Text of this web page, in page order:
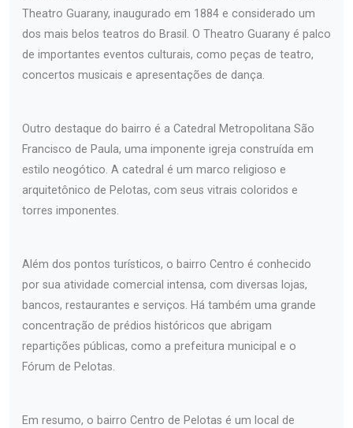
Theatro Guarany, inaugurado em 1884 e considerado um
dos mais belos teatros do Brasil. O Theatro Guarany é palco
de importantes eventos culturais, como peças de teatro,
concertos musicais e apresentações de dança.
Outro destaque do bairro é a Catedral Metropolitana São
Francisco de Paula, uma imponente igreja construída em
estilo neogótico. A catedral é um marco religioso e
arquitetônico de Pelotas, com seus vitrais coloridos e
torres imponentes.
Além dos pontos turísticos, o bairro Centro é conhecido
por sua atividade comercial intensa, com diversas lojas,
bancos, restaurantes e serviços. Há também uma grande
concentração de prédios históricos que abrigam
repartições públicas, como a prefeitura municipal e o
Fórum de Pelotas.
Em resumo, o bairro Centro de Pelotas é um local de